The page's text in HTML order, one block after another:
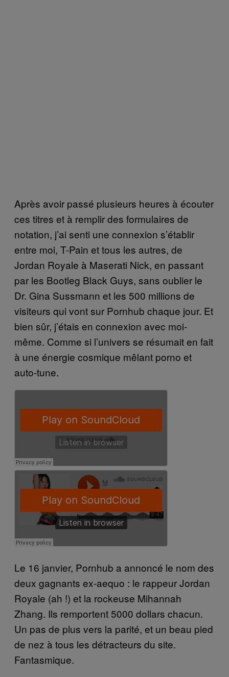
Après avoir passé plusieurs heures à écouter
ces titres et à remplir des formulaires de
notation, j’ai senti une connexion s’établir
entre moi, T-Pain et tous les autres, de
Jordan Royale à Maserati Nick, en passant
par les Bootleg Black Guys, sans oublier le
Dr. Gina Sussmann et les 500 millions de
visiteurs qui vont sur Pornhub chaque jour. Et
bien sûr, j’étais en connexion avec moi-
même. Comme si l’univers se résumait en fait
à une énergie cosmique mêlant porno et
auto-tune.
Le 16 janvier, Pornhub a annoncé le nom des
deux gagnants ex-aequo : le rappeur Jordan
Royale (ah !) et la rockeuse Mihannah
Zhang. Ils remportent 5000 dollars chacun.
Un pas de plus vers la parité, et un beau pied
de nez à tous les détracteurs du site.
Fantasmique.